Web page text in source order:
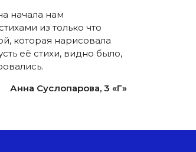
начала нам
из только что
которая нарисовала
её стихи, видно было,
Анна Суслопарова, 3 «Г»